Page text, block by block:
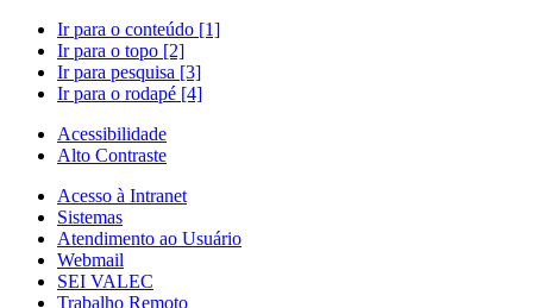
Ir para o conteúdo [1]
Ir para o topo [2]
Ir para pesquisa [3]
Ir para o rodapé [4]
Acessibilidade
Alto Contraste
Acesso à Intranet
Sistemas
Atendimento ao Usuário
Webmail
SEI VALEC
Trabalho Remoto